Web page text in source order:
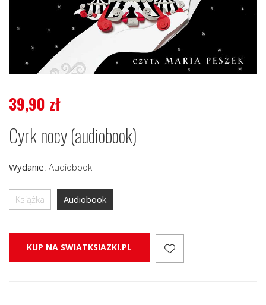
39,90 zł
Cyrk nocy (audiobook)
Wydanie: Audiobook
Książka Audiobook
KUP NA SWIATKSIAZKI.PL